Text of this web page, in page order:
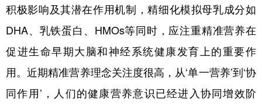
积极影响及其潜在作用机制，精细化模拟母乳成分如
DHA、乳铁蛋白、HMOs等同时，应注重精准营养在
促进生命早期大脑和神经系统健康发育上的重要作
用。近期精准营养理念关注度很高，从‘单一营养’到‘协
同作用’，人们的健康营养意识已经进入协同增效阶